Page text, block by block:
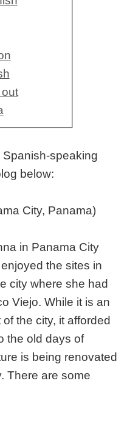
Spanish-speaking
below:
City, Panama)
in Panama City
the sites in
city where she had
Viejo. While it is an
the city, it afforded
the old days of
is being renovated
There are some